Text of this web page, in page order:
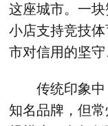
这座城市。一
小店支持竞技
市对信用的坚守
传统印象
知名品牌，但